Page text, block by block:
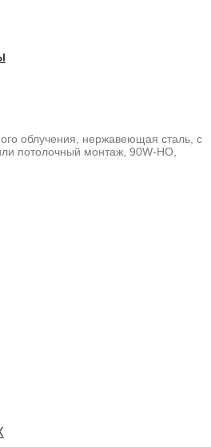
облучения, нержавеющая сталь, с
потолочный монтаж, 90W-HO,